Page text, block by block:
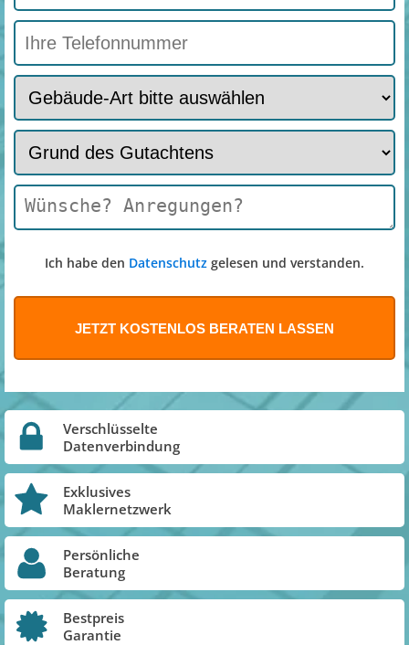
Ich habe den Datenschutz gelesen und verstanden.
Verschlüsselte
Datenverbindung
Exklusives
Maklernetzwerk
Persönliche
Beratung
Bestpreis
Garantie